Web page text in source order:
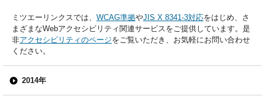
ミツエーリンクスでは、 WCAG準拠やJIS X 8341-3対応をはじめ、さ
まざまなWebアクセシビリティ関連サービスをご提供しています。是
非アクセシビリティのページをご覧いただき、お気軽にお問い合わせ
ください。
2014年